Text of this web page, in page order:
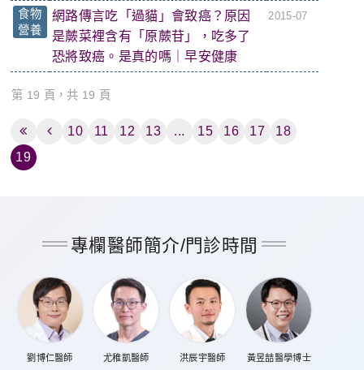
食物
營養
網路傳言吃「過貓」會致癌？原因
是蕨菜裡含有「原蕨苷」，吃多了
恐將致癌。是真的嗎｜早安健康
2015-07
第 19 頁，共 19 頁
10 11 12 13 ... 15 16 17
18
19
專欄醫師簡介/門診時間
劉博仁醫師 尤稚凱醫師 洪辰宇醫師 黃昱喆醫學博士